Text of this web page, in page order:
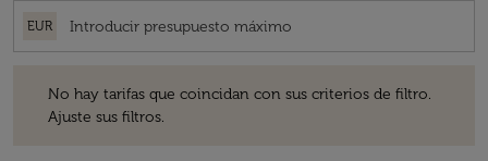
EUR
No hay tarifas que coincidan con sus criterios de filtro.
Ajuste sus filtros.